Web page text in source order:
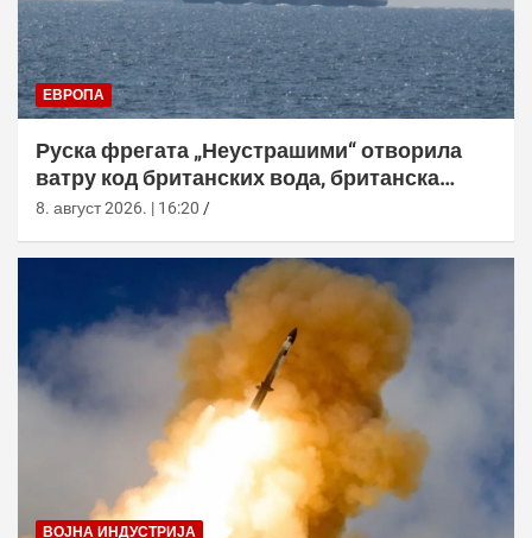
ЕВРОПА
Руска фрегата „Неустрашими“ отворила
ватру код британских вода, британска
морнарица појачала праћење
8. август 2026. | 16:20
ВОЈНА ИНДУСТРИЈА